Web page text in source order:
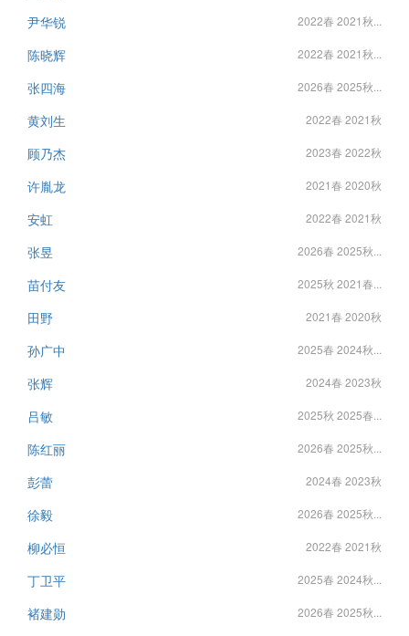
尹华锐 2022春 2021秋...
陈晓辉 2022春 2021秋...
张四海 2026春 2025秋...
黄刘生 2022春 2021秋
顾乃杰 2023春 2022秋
许胤龙 2021春 2020秋
安虹 2022春 2021秋
张昱 2026春 2025秋...
苗付友 2025秋 2021春...
田野 2021春 2020秋
孙广中 2025春 2024秋...
张辉 2024春 2023秋
吕敏 2025秋 2025春...
陈红丽 2026春 2025秋...
彭蕾 2024春 2023秋
徐毅 2026春 2025秋...
柳必恒 2022春 2021秋
丁卫平 2025春 2024秋...
褚建勋 2026春 2025秋...